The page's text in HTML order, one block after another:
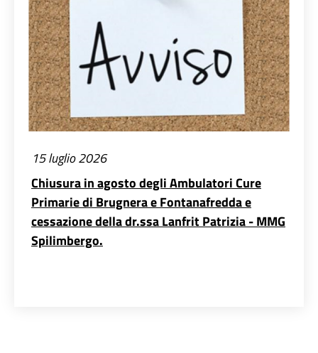
15 luglio 2026
Chiusura in agosto degli Ambulatori Cure
Primarie di Brugnera e Fontanafredda e
cessazione della dr.ssa Lanfrit Patrizia - MMG
Spilimbergo.